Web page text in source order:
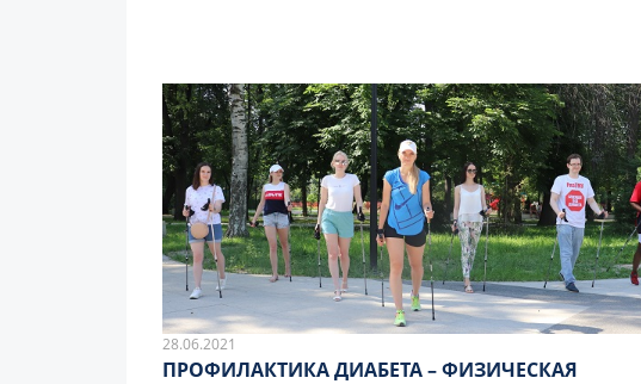
28.06.2021
ПРОФИЛАКТИКА ДИАБЕТА – ФИЗИЧЕСКАЯ